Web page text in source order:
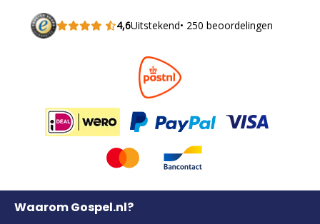
4,6Uitstekend• 250 beoordelingen
Waarom Gospel.nl?